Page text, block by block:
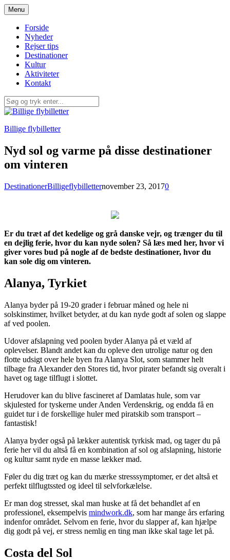
Spring
til
indhold
Menu
Forside
Nyheder
Rejser tips
Destinationer
Kultur
Aktiviteter
Kontakt
Billige flybilletter
Nyd sol og varme på disse destinationer
om vinteren
DestinationerBilligeflybilletternovember 23, 20170
Er du træt af det kedelige og grå danske vejr, og trænger du til
en dejlig ferie, hvor du kan nyde solen? Så læs med her, hvor vi
giver vores bud på nogle af de bedste destinationer, hvor du
kan sole dig om vinteren.
Alanya, Tyrkiet
Alanya byder på 19-20 grader i februar måned og hele ni
solskinstimer, hvilket betyder, at du kan nyde godt af solen og slappe
af ved poolen.
Udover afslapning ved poolen byder Alanya på et væld af
oplevelser. Blandt andet kan du opleve den utrolige natur og den
flotte udsigt over hele byen fra Alanya Slot, som stammer helt
tilbage fra Alexander den Stores tid, hvor pirater befandt sig overalt i
havet og tage tilflugt i slottet.
Herudover kan du blive fascineret af Damlatas hule, som var
skjulested for tyskerne under Anden Verdenskrig, og endda få en
guidet tur i de forskellige huler med piratskib som transport –
fantastisk!
Alanya byder også på lækker autentisk tyrkisk mad, og tager du på
ferie her vil du altså få en kombination af sol og afslapning, historie
og kultur samt nyde en masse lækker mad.
Føler du dig træt og kan du mærke stresssymptomer, er det altså et
perfekt tilflugtssted og ideel til selvforkælelse.
Er man dog stresset, skal man huske at få det behandlet af en
professionel, eksempelvis mindwork.dk, som har mange års erfaring
indenfor området. Selvom en ferie, hvor du slapper af, kan hjælpe
dig godt på vej, er stress nemlig en ting man ikke skal tage let på.
Costa del Sol